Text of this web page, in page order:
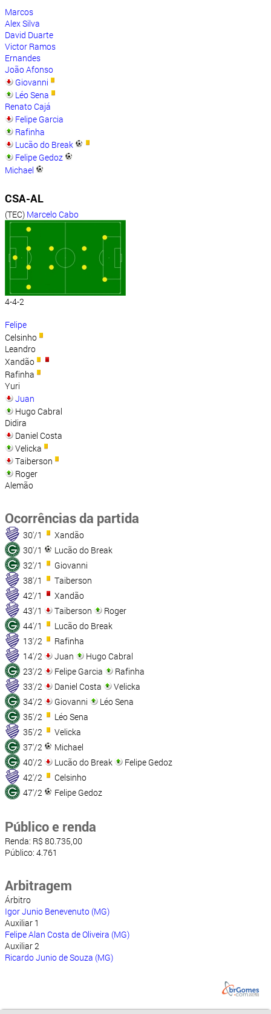
Marcos
Alex Silva
David Duarte
Victor Ramos
Ernandes
João Afonso
Giovanni
Léo Sena
Renato Cajá
Felipe Garcia
Rafinha
Lucão do Break
Felipe Gedoz
Michael
CSA-AL
(TEC) Marcelo Cabo
4-4-2
Felipe
Celsinho
Leandro
Xandão
Rafinha
Yuri
Juan
Hugo Cabral
Didira
Daniel Costa
Velicka
Taiberson
Roger
Alemão
Ocorrências da partida
30'/1
Xandão
30'/1
Lucão do Break
32'/1
Giovanni
38'/1
Taiberson
42'/1
Xandão
43'/1
Taiberson
Roger
44'/1
Lucão do Break
13'/2
Rafinha
14'/2
Juan
Hugo Cabral
23'/2
Felipe Garcia
Rafinha
33'/2
Daniel Costa
Velicka
34'/2
Giovanni
Léo Sena
35'/2
Léo Sena
35'/2
Velicka
37'/2
Michael
40'/2
Lucão do Break
Felipe Gedoz
42'/2
Celsinho
47'/2
Felipe Gedoz
Público e renda
Renda: R$ 80.735,00
Público: 4.761
Arbitragem
Árbitro
Igor Junio Benevenuto (MG)
Auxiliar 1
Felipe Alan Costa de Oliveira (MG)
Auxiliar 2
Ricardo Junio de Souza (MG)